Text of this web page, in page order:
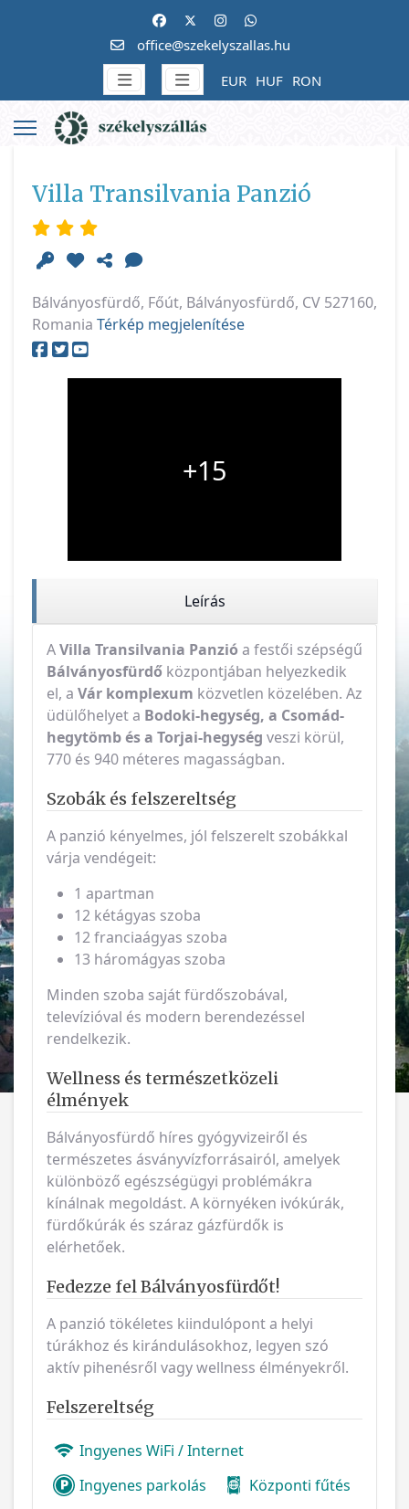
office@szekelyszallas.hu
EUR HUF RON
Villa Transilvania Panzió
Bálványosfürdő, Főút, Bálványosfürdő, CV 527160,
Romania Térkép megjelenítése
+15
Leírás
AVilla Transilvania Panzió a festői szépségű
Bálványosfürdő központjában helyezkedik
el, a Vár komplexum közvetlen közelében. Az
üdülőhelyet a Bodoki-hegység, a Csomád-
hegytömb és a Torjai-hegység veszi körül,
770 és 940 méteres magasságban.
Szobák és felszereltség
A panzió kényelmes, jól felszerelt szobákkal
várja vendégeit:
1 apartman
12 kétágyas szoba
12 franciaágyas szoba
13 háromágyas szoba
Minden szoba saját fürdőszobával,
televízióval és modern berendezéssel
rendelkezik.
Wellness és természetközeli
élmények
Bálványosfürdő híres gyógyvizeiről és
természetes ásványvízforrásairól, amelyek
különböző egészségügyi problémákra
kínálnak megoldást. A környéken ivókúrák,
fürdőkúrák és száraz gázfürdők is
elérhetőek.
Fedezze fel Bálványosfürdőt!
A panzió tökéletes kiindulópont a helyi
túrákhoz és kirándulásokhoz, legyen szó
aktív pihenésről vagy wellness élményekről.
Felszereltség
Ingyenes WiFi / Internet
Ingyenes parkolás
Központi fűtés